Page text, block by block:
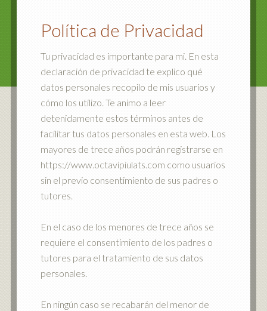
Política de Privacidad
Tu privacidad es importante para mi. En esta
declaración de privacidad te explico qué
datos personales recopilo de mis usuarios y
cómo los utilizo. Te animo a leer
detenidamente estos términos antes de
facilitar tus datos personales en esta web. Los
mayores de trece años podrán registrarse en
https://www.octavipiulats.com como usuarios
sin el previo consentimiento de sus padres o
tutores.
En el caso de los menores de trece años se
requiere el consentimiento de los padres o
tutores para el tratamiento de sus datos
personales.
En ningún caso se recabarán del menor de